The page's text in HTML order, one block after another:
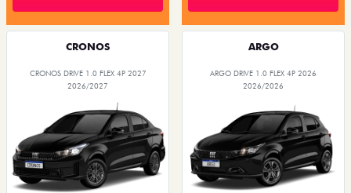
CRONOS
CRONOS DRIVE 1.0 FLEX 4P 2027
2026/2027
ARGO
ARGO DRIVE 1.0 FLEX 4P 2026
2026/2026